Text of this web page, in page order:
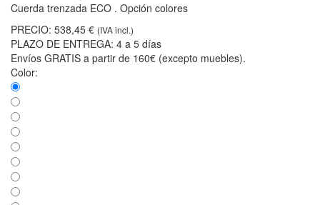
Cuerda trenzada ECO . Opción colores
PRECIO: 538,45 € (IVA incl.)
PLAZO DE ENTREGA: 4 a 5 días
Envíos GRATIS a partir de 160€ (excepto muebles).
Color: